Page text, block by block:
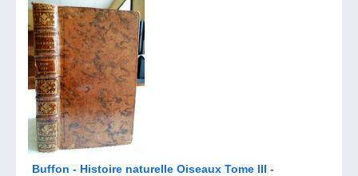
Buffon - Histoire naturelle Oiseaux Tome III -